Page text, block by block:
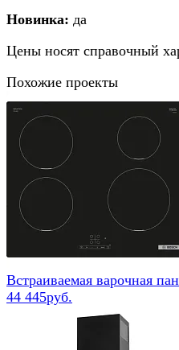
Новинка: да
Цены носят справочный
Похожие проекты
Встраиваемая варочная
44 445руб.